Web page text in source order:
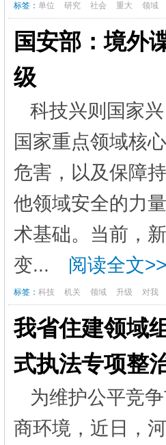
标签： 单位 研究 社会 重大 领域
国安部：境外
级
科技兴则国家
国家重点领域核
危害，以及保障
他领域安全的力
术基础。当前，
变...
阅读全文>>
标签： 科技 机关 领域 升级 对我
我省住建领域
式执法专项整
为维护公平竞
商环境，近日，